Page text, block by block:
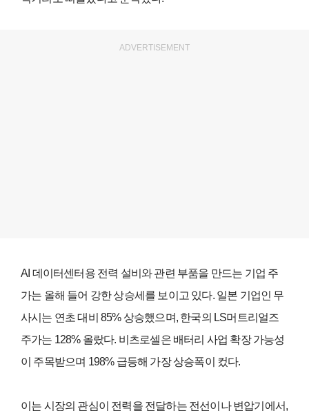
ADVERTISEMENT
AI 데이터센터용 전력 설비와 관련 부품을 만드는 기업 주
가는 올해 들어 강한 상승세를 보이고 있다. 일본 기업인 무
사시는 연초 대비 85% 상승했으며, 한국의 LS머트리얼즈
주가는 128% 올랐다. 비츠로셀은 배터리 사업 확장 가능성
이 주목받으며 198% 급등해 가장 상승폭이 컸다.
이는 시장의 관심이 전력을 전달하는 전선이나 변압기에서,